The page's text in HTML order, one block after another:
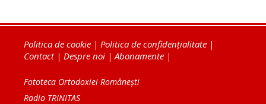
Politica de cookie | Politica de confidențialitate |
Contact| Despre noi | Abonamente |
Fototeca Ortodoxiei Românești
Radio TRINITAS